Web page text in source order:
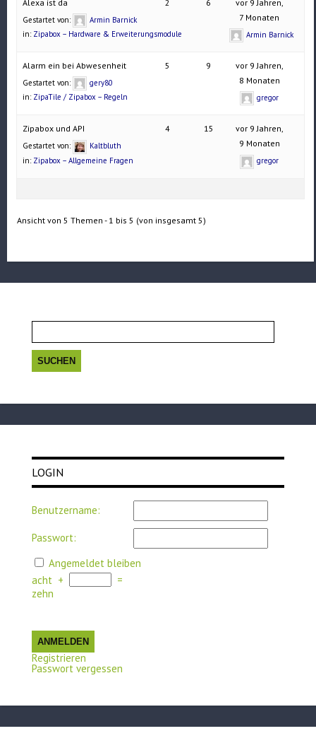
Alexa ist da
Gestartet von:
Armin Barnick
in: Zipabox – Hardware & Erweiterungsmodule
2 6
vor 9 Jahren,
7 Monaten
Armin Barnick
Alarm ein bei Abwesenheit
Gestartet von:
gery80
in: ZipaTile / Zipabox – Regeln
5 9
vor 9 Jahren,
8 Monaten
gregor
Zipabox und API
Gestartet von:
Kaltbluth
in: Zipabox – Allgemeine Fragen
4 15
vor 9 Jahren,
9 Monaten
gregor
Ansicht von 5 Themen - 1 bis 5 (von insgesamt 5)
LOGIN
Benutzername:
Passwort:
Angemeldet bleiben
acht +
=
zehn
ANMELDEN
Registrieren
Passwort vergessen